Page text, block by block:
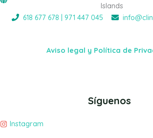
Islands
618 677 678 | 971 447 045
Aviso legal y Política de
Síguenos
Instagram